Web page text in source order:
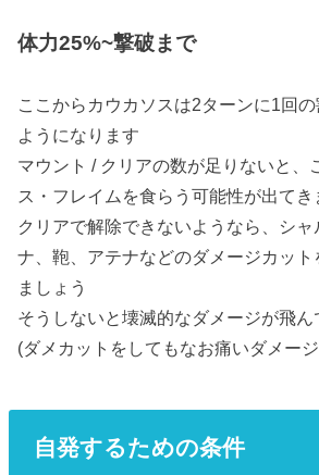
体力25%~撃破まで
ここからカウカソスは2ターンに1回
ようになります
マウント / クリアの数が足りないと、
ス・フレイムを食らう可能性が出てき
クリアで解除できないようなら、シャ
ナ、鞄、アテナなどのダメージカッ
ましょう
そうしないと壊滅的なダメージが飛ん
(ダメカットをしてもなお痛いダメー
自発するための条件